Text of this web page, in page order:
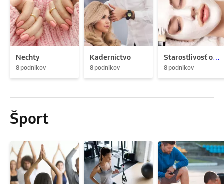
Nechty
8 podnikov
Kaderníctvo
8 podnikov
Starostlivosť o pleť
8 podnikov
Šport